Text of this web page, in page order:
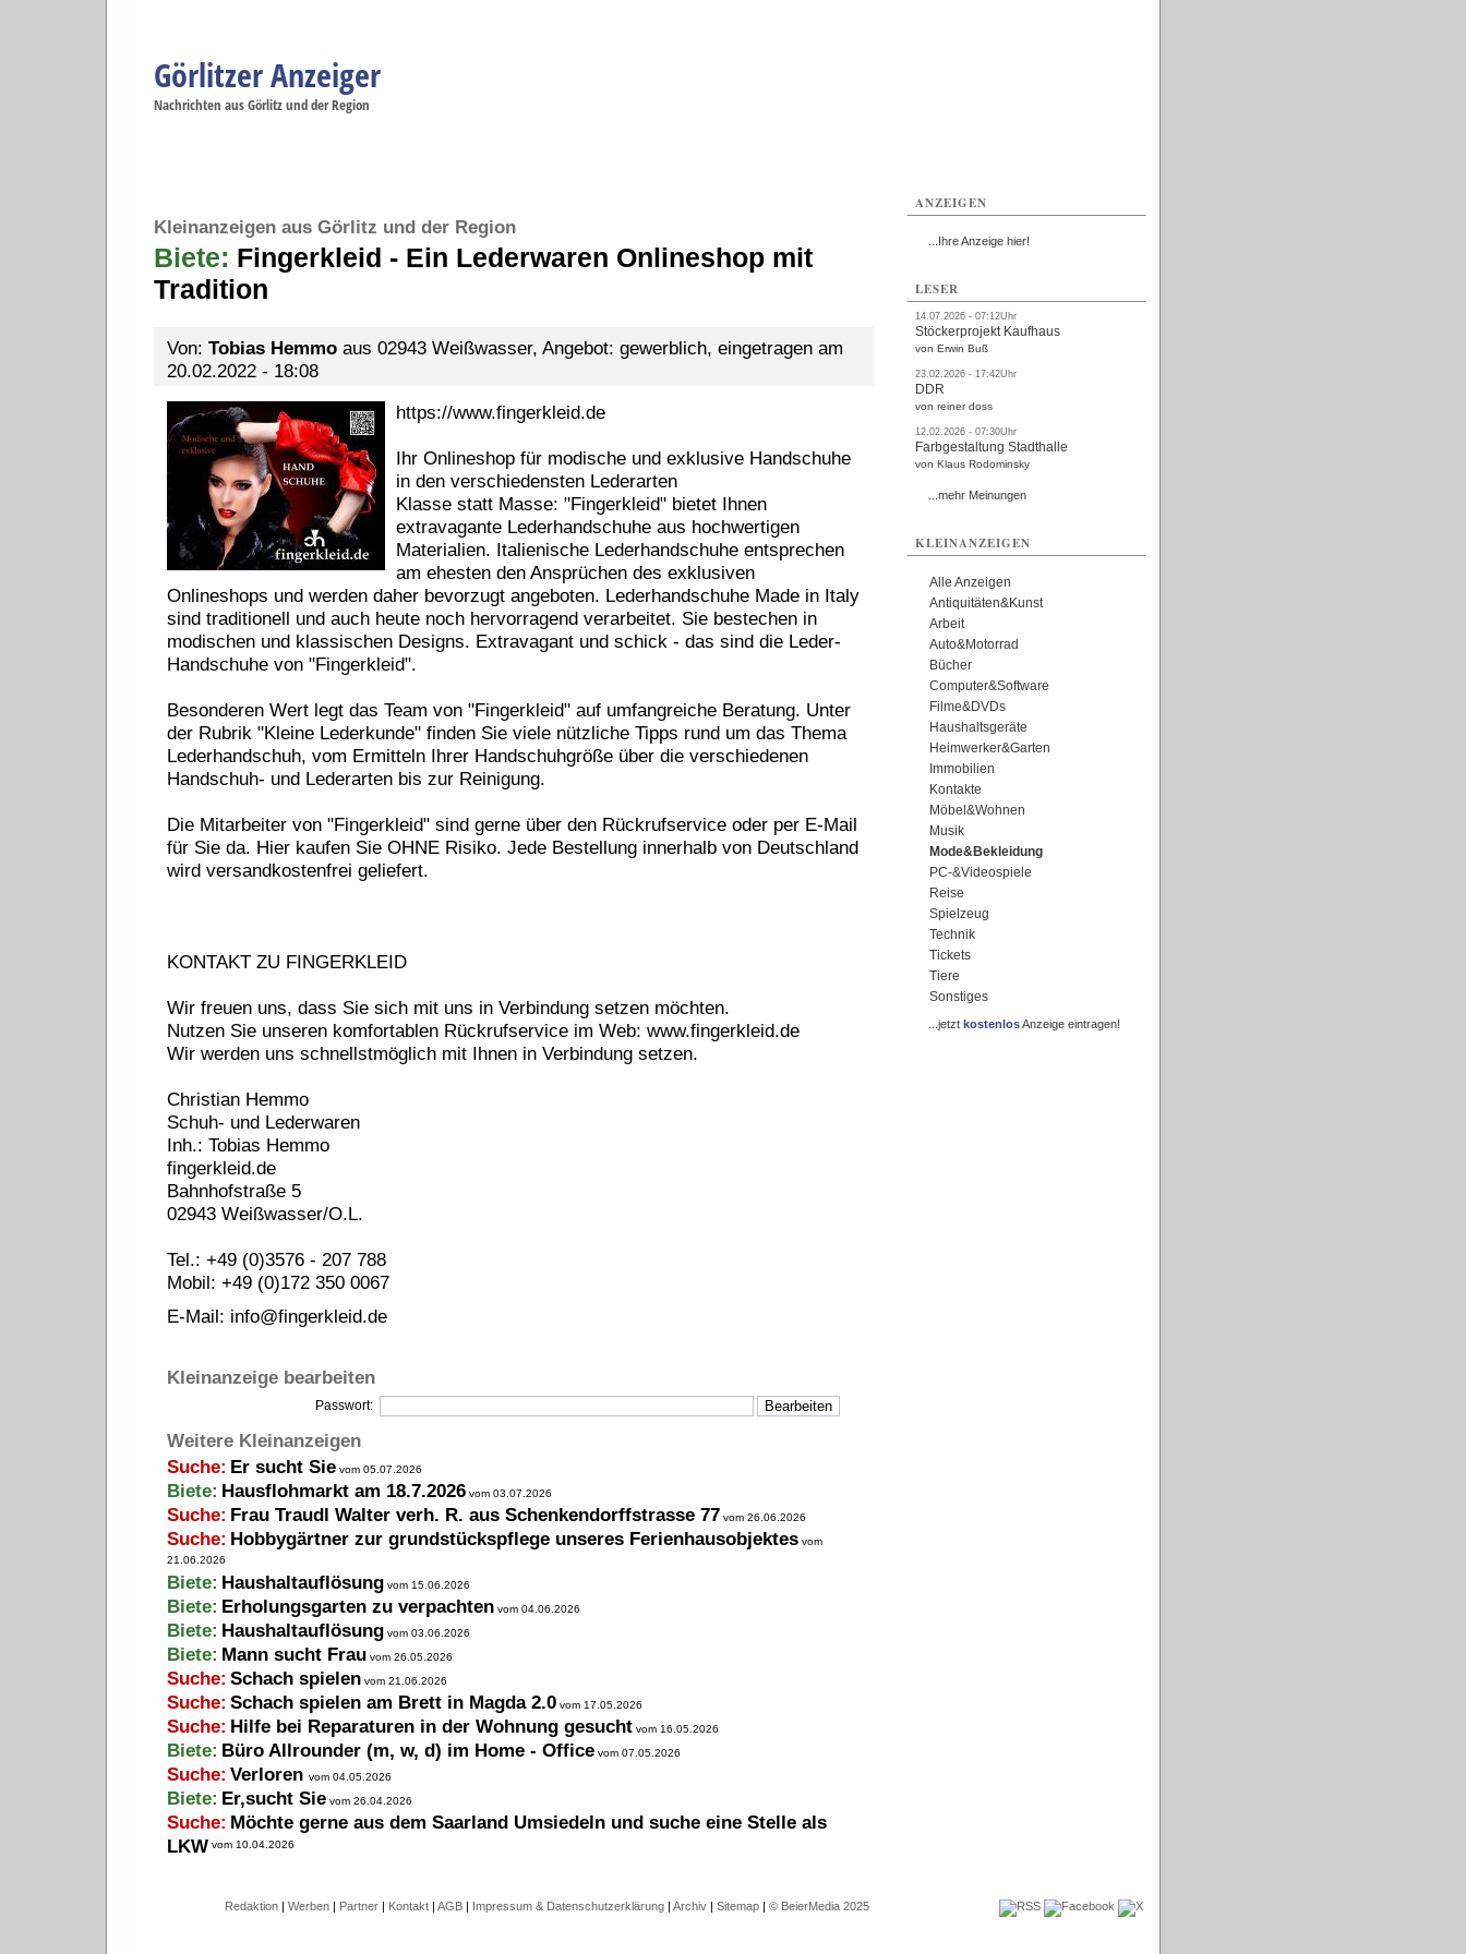
Görlitzer Anzeiger
Nachrichten aus Görlitz und der Region
Kleinanzeigen aus Görlitz und der Region
Biete: Fingerkleid - Ein Lederwaren Onlineshop mit
Tradition
Von: Tobias Hemmoaus 02943 Weißwasser, Angebot: gewerblich, eingetragen am
20.02.2022 - 18:08
https://www.fingerkleid.de
Ihr Onlineshop für modische und exklusive Handschuhe
in den verschiedensten Lederarten
Klasse statt Masse: "Fingerkleid" bietet Ihnen
extravagante Lederhandschuhe aus hochwertigen
Materialien. Italienische Lederhandschuhe entsprechen
am ehesten den Ansprüchen des exklusiven
Onlineshops und werden daher bevorzugt angeboten. Lederhandschuhe Made in Italy
sind traditionell und auch heute noch hervorragend verarbeitet. Sie bestechen in
modischen und klassischen Designs. Extravagant und schick - das sind die Leder-
Handschuhe von "Fingerkleid".
Besonderen Wert legt das Team von "Fingerkleid" auf umfangreiche Beratung. Unter
der Rubrik "Kleine Lederkunde" finden Sie viele nützliche Tipps rund um das Thema
Lederhandschuh, vom Ermitteln Ihrer Handschuhgröße über die verschiedenen
Handschuh- und Lederarten bis zur Reinigung.
Die Mitarbeiter von "Fingerkleid" sind gerne über den Rückrufservice oder per E-Mail
für Sie da. Hier kaufen Sie OHNE Risiko. Jede Bestellung innerhalb von Deutschland
wird versandkostenfrei geliefert.
KONTAKT ZU FINGERKLEID
Wir freuen uns, dass Sie sich mit uns in Verbindung setzen möchten.
Nutzen Sie unseren komfortablen Rückrufservice im Web: www.fingerkleid.de
Wir werden uns schnellstmöglich mit Ihnen in Verbindung setzen.
Christian Hemmo
Schuh- und Lederwaren
Inh.: Tobias Hemmo
fingerkleid.de
Bahnhofstraße 5
02943 Weißwasser/O.L.
Tel.: +49 (0)3576 - 207 788
Mobil: +49 (0)172 350 0067
E-Mail: info@fingerkleid.de
Kleinanzeige bearbeiten
Passwort:
Weitere Kleinanzeigen
Suche: Er sucht Sie vom 05.07.2026
Biete: Hausflohmarkt am 18.7.2026 vom 03.07.2026
Suche: Frau Traudl Walter verh. R. aus Schenkendorffstrasse 77 vom 26.06.2026
Suche: Hobbygärtner zur grundstückspflege unseres Ferienhausobjektes vom
21.06.2026
Biete: Haushaltauflösung vom 15.06.2026
Biete: Erholungsgarten zu verpachten vom 04.06.2026
Biete: Haushaltauflösung vom 03.06.2026
Biete: Mann sucht Frau vom 26.05.2026
Suche: Schach spielen vom 21.06.2026
Suche: Schach spielen am Brett in Magda 2.0 vom 17.05.2026
Suche: Hilfe bei Reparaturen in der Wohnung gesucht vom 16.05.2026
Biete: Büro Allrounder (m, w, d) im Home - Office vom 07.05.2026
Suche: Verloren vom 04.05.2026
Biete: Er,sucht Sie vom 26.04.2026
Suche: Möchte gerne aus dem Saarland Umsiedeln und suche eine Stelle als
LKW vom 10.04.2026
ANZEIGEN
...Ihre Anzeige hier!
LESER
14.07.2026 - 07:12Uhr
Stöckerprojekt Kaufhaus
von Erwin Buß
23.02.2026 - 17:42Uhr
DDR
von reiner doss
12.02.2026 - 07:30Uhr
Farbgestaltung Stadthalle
von Klaus Rodominsky
...mehr Meinungen
KLEINANZEIGEN
Alle Anzeigen
Antiquitäten&Kunst
Arbeit
Auto&Motorrad
Bücher
Computer&Software
Filme&DVDs
Haushaltsgeräte
Heimwerker&Garten
Immobilien
Kontakte
Möbel&Wohnen
Musik
Mode&Bekleidung
PC-&Videospiele
Reise
Spielzeug
Technik
Tickets
Tiere
Sonstiges
...jetzt kostenlosAnzeige eintragen!
Redaktion | Werben | Partner | Kontakt | AGB | Impressum & Datenschutzerklärung | Archiv | Sitemap | © BeierMedia 2025